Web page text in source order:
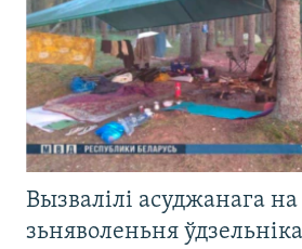
Вызвалілі асуджанага
зьняволеньня